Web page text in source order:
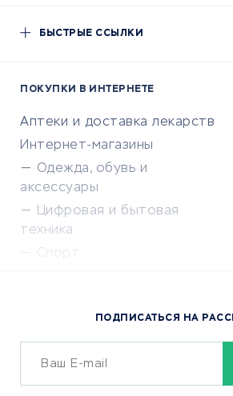
БЫСТРЫЕ ССЫЛКИ
ПОКУПКИ В ИНТЕРНЕТЕ
Аптеки и доставка лекарств
Интернет-магазины
Одежда, обувь и
аксессуары
Цифровая и бытовая
техника
Спорт
Сервисы доставки
ОБУЧЕНИЕ И РАБОТА
ПОДПИСАТЬСЯ НА